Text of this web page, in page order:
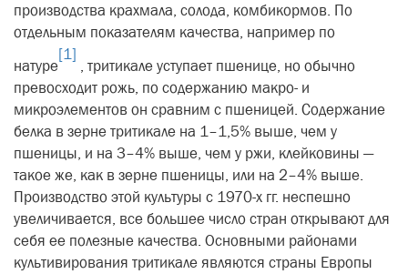
производства крахмала, солода, комбикормов. По
отдельным показателям качества, например по
натуре
[1]
, тритикале уступает пшенице, но обычно
превосходит рожь, по содержанию макро- и
микроэлементов он сравним с пшеницей. Содержание
белка в зерне тритикале на 1–1,5% выше, чем у
пшеницы, и на 3–4% выше, чем у ржи, клейковины —
такое же, как в зерне пшеницы, или на 2–4% выше.
Производство этой культуры с 1970-х гг. неспешно
увеличивается, все большее число стран открывают для
себя ее полезные качества. Основными районами
культивирования тритикале являются страны Европы